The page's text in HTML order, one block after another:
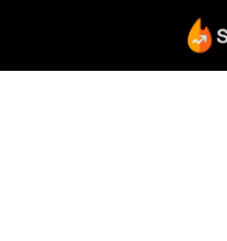
contenuto